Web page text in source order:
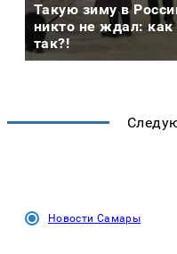
Такую зиму в
никто не ждал: как
так?!
Новости Самары